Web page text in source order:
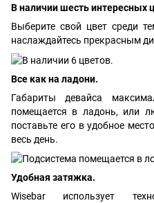
В наличии шесть интересных
Выберите свой цвет среди
наслаждайтесь прекрасным
Все как на ладони.
Габариты девайса
помещается в ладонь, или
поставьте его в удобное
весь день.
Удобная затяжка.
Wisebar использует